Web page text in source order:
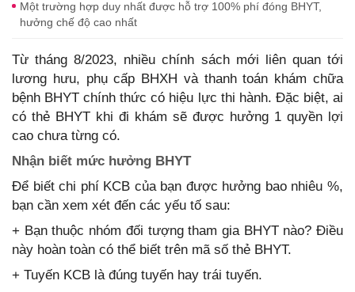
Một trường hợp duy nhất được hỗ trợ 100% phí đóng BHYT,
hưởng chế độ cao nhất
Từ tháng 8/2023, nhiều chính sách mới liên quan tới
lương hưu, phụ cấp BHXH và thanh toán khám chữa
bệnh BHYT chính thức có hiệu lực thi hành. Đặc biệt, ai
có thẻ BHYT khi đi khám sẽ được hưởng 1 quyền lợi
cao chưa từng có.
Nhận biết mức hưởng BHYT
Để biết chi phí KCB của bạn được hưởng bao nhiêu %,
bạn cần xem xét đến các yếu tố sau:
+ Bạn thuộc nhóm đối tượng tham gia BHYT nào? Điều
này hoàn toàn có thể biết trên mã số thẻ BHYT.
+ Tuyến KCB là đúng tuyến hay trái tuyến.